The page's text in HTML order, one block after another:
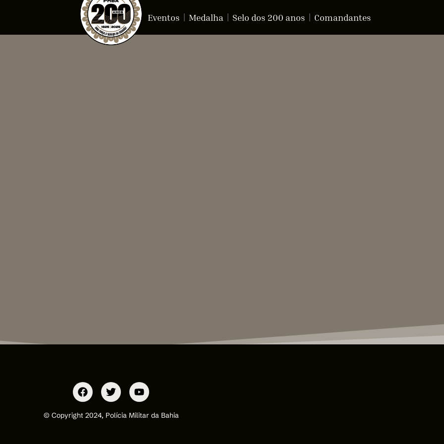
Eventos Medalha Selo dos 200 anos Comandantes
© Copyright 2024, Polícia Militar da Bahia